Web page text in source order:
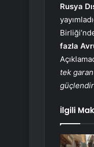
Rusya
fazla
tek
İlgili